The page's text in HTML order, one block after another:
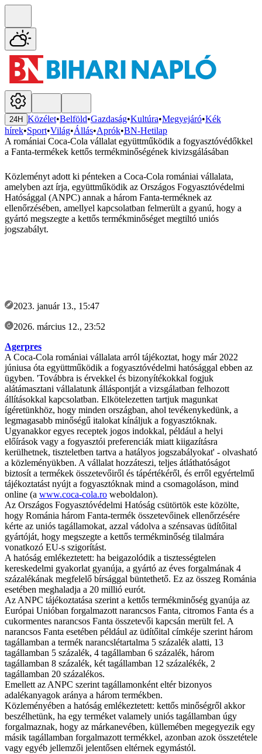
24H Közélet•Belföld•Gazdaság•Kultúra•Megyejáró•Kék
hírek•Sport•Világ•Állás•Aprók•BN-Hetilap
A romániai Coca-Cola vállalat együttműködik a fogyasztóvédőkkel
a Fanta-termékek kettős termékminőségének kivizsgálásában
Közleményt adott ki pénteken a Coca-Cola romániai vállalata,
amelyben azt írja, együttműködik az Országos Fogyasztóvédelmi
Hatósággal (ANPC) annak a három Fanta-terméknek az
ellenőrzésében, amellyel kapcsolatban felmerült a gyanú, hogy a
gyártó megszegte a kettős termékminőséget megtiltó uniós
jogszabályt.
2023. január 13., 15:47
2026. március 12., 23:52
Agerpres
A Coca-Cola romániai vállalata arról tájékoztat, hogy már 2022
júniusa óta együttműködik a fogyasztóvédelmi hatósággal ebben az
ügyben. 'Továbbra is érvekkel és bizonyítékokkal fogjuk
alátámasztani vállalatunk álláspontját a vizsgálatban felhozott
állításokkal kapcsolatban. Elkötelezetten tartjuk magunkat
ígéretünkhöz, hogy minden országban, ahol tevékenykedünk, a
legmagasabb minőségű italokat kínáljuk a fogyasztóknak.
Ugyanakkor egyes receptek jogos indokkal, például a helyi
előírások vagy a fogyasztói preferenciák miatt kiigazításra
kerülhetnek, tiszteletben tartva a hatályos jogszabályokat' - olvasható
a közleményükben. A vállalat hozzáteszi, teljes átláthatóságot
biztosít a termékek összetevőiről és tápértékéről, és erről egyértelmű
tájékoztatást nyújt a fogyasztóknak mind a csomagoláson, mind
online (a www.coca-cola.ro weboldalon).
Az Országos Fogyasztóvédelmi Hatóság csütörtök este közölte,
hogy Románia három Fanta-termék összetevőinek ellenőrzésére
kérte az uniós tagállamokat, azzal vádolva a szénsavas üdítőital
gyártóját, hogy megszegte a kettős termékminőség tilalmára
vonatkozó EU-s szigorítást.
A hatóság emlékeztetett: ha beigazolódik a tisztességtelen
kereskedelmi gyakorlat gyanúja, a gyártó az éves forgalmának 4
százalékának megfelelő bírsággal büntethető. Ez az összeg Románia
esetében meghaladja a 20 millió eurót.
Az ANPC tájékoztatása szerint a kettős termékminőség gyanúja az
Európai Unióban forgalmazott narancsos Fanta, citromos Fanta és a
cukormentes narancsos Fanta összetevői kapcsán merült fel. A
narancsos Fanta esetében például az üdítőital címkéje szerint három
tagállamban a termék narancslétartalma 5 százalék alatti, 13
tagállamban 5 százalék, 4 tagállamban 6 százalék, három
tagállamban 8 százalék, két tagállamban 12 százalékék, 2
tagállamban 20 százalékos.
Emellett az ANPC szerint tagállamonként eltér bizonyos
adalékanyagok aránya a három termékben.
Közleményében a hatóság emlékeztetett: kettős minőségről akkor
beszélhetünk, ha egy terméket valamely uniós tagállamban úgy
forgalmaznak, hogy az márkanevében, küllemében megegyezik egy
másik tagállamban forgalmazott termékkel, azonban azok összetétele
vagy egyéb jellemzői jelentősen eltérnek egymástól.